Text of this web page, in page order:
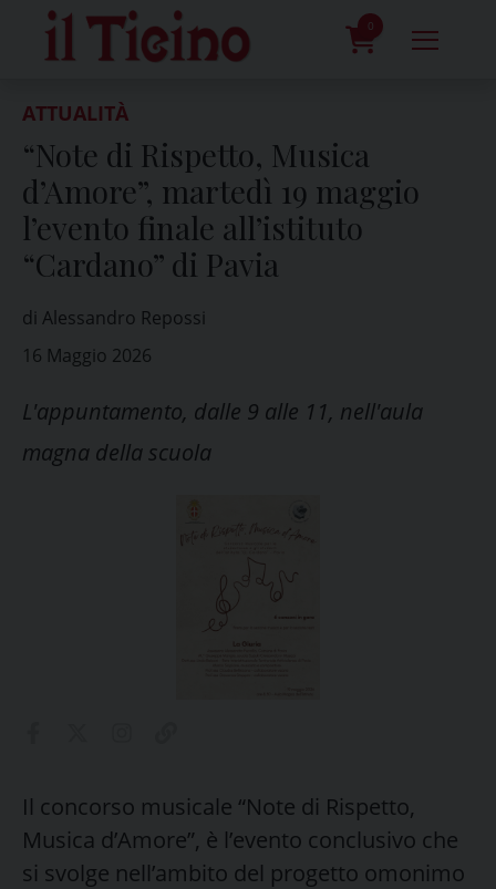
content
0
ATTUALITÀ
“Note di Rispetto, Musica
d’Amore”, martedì 19 maggio
l’evento finale all’istituto
“Cardano” di Pavia
di Alessandro Repossi
16 Maggio 2026
L'appuntamento, dalle 9 alle 11, nell'aula
magna della scuola
Il concorso musicale “Note di Rispetto,
Musica d’Amore”, è l’evento conclusivo che
si svolge nell’ambito del progetto omonimo